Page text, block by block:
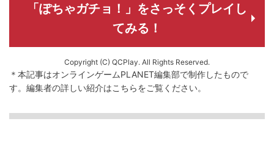
「ぽちゃガチョ！」をさっそくプレイし
てみる！
Copyright (C) QCPlay. All Rights Reserved.
＊本記事はオンラインゲームPLANET編集部で制作したもので
す。 編集者の詳しい紹介はこちらをご覧ください。